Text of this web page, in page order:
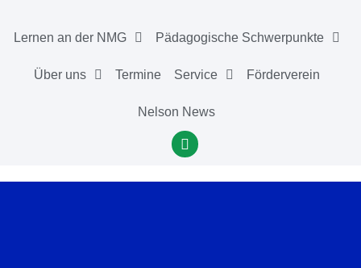
Lernen an der NMG Pädagogische Schwerpunkte
Über uns Termine Service Förderverein
Nelson News